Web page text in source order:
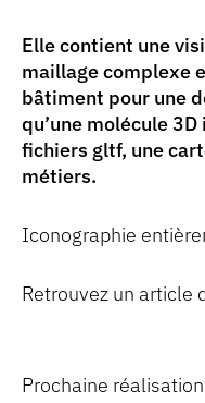
Elle contient une
maillage complexe
bâtiment pour une
qu’une molécule
fichiers gltf, une
métiers.
Iconographie
Retrouvez un article
Prochaine réalisation